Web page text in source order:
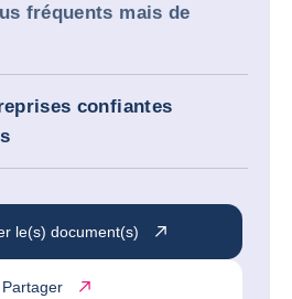
fréquents mais de
confiantes
le(s) document(s)
Partager